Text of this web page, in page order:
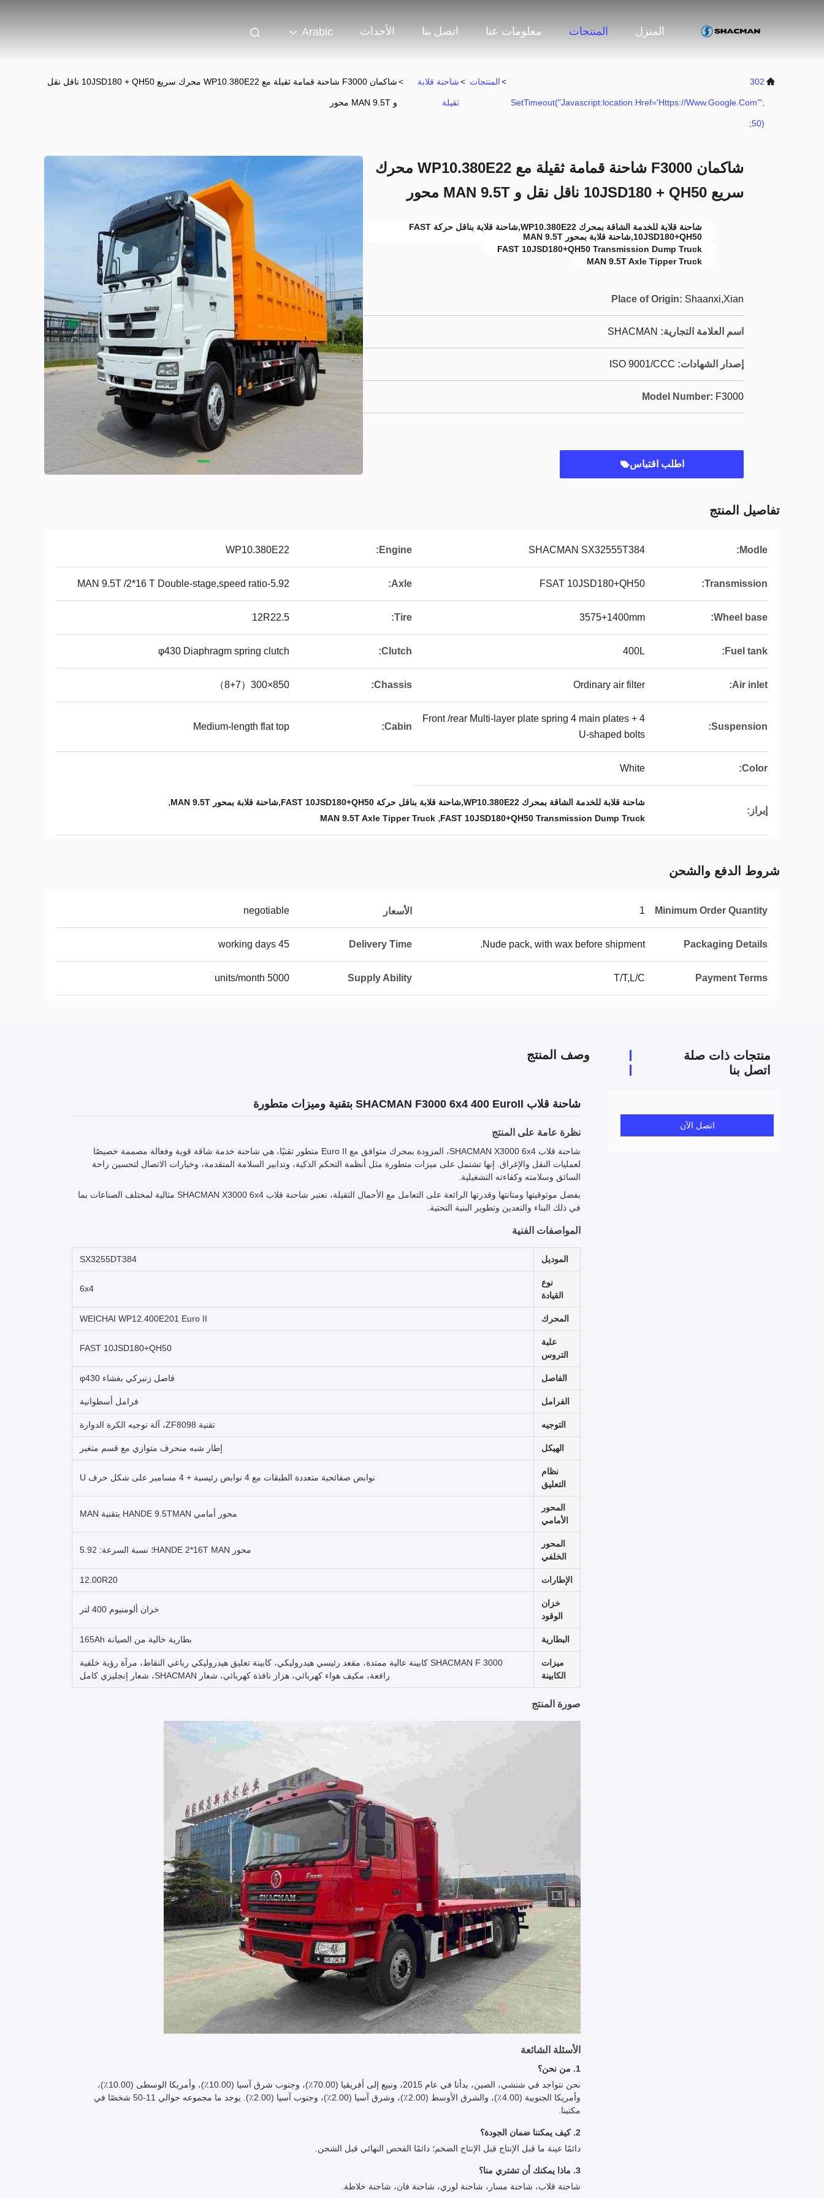
المنزل المنتجات معلومات عنا اتصل بنا الأحداث Arabic
302
SetTimeout("javascript:location.href='https://www.google.com'",
50);
>المنتجات >شاحنة قلابة
ثقيلة
> شاكمان F3000 شاحنة قمامة ثقيلة مع WP10.380E22 محرك سريع 10JSD180 + QH50 ناقل نقل
و MAN 9.5T محور
شاكمان F3000 شاحنة قمامة ثقيلة مع WP10.380E22 محرك
سريع 10JSD180 + QH50 ناقل نقل و MAN 9.5T محور
شاحنة قلابة للخدمة الشاقة بمحرك WP10.380E22,شاحنة قلابة بناقل حركة FAST
10JSD180+QH50,شاحنة قلابة بمحور MAN 9.5T
FAST 10JSD180+QH50 Transmission Dump Truck
MAN 9.5T Axle Tipper Truck
Place of Origin: Shaanxi,Xian
اسم العلامة التجارية: SHACMAN
إصدار الشهادات: ISO 9001/CCC
Model Number: F3000
اطلب اقتباس
تفاصيل المنتج
Modle:
SHACMAN SX32555T384
Engine:
WP10.380E22
Transmission:
FSAT 10JSD180+QH50
Axle:
MAN 9.5T /2*16 T Double-stage,speed ratio-5.92
Wheel base:
3575+1400mm
Tire:
12R22.5
Fuel tank:
400L
Clutch:
φ430 Diaphragm spring clutch
Air inlet:
Ordinary air filter
Chassis:
850×300（8+7）
Suspension:
Front /rear Multi-layer plate spring 4 main plates + 4
U-shaped bolts
Cabin:
Medium-length flat top
Color:
White
إبراز:
شاحنة قلابة للخدمة الشاقة بمحرك WP10.380E22,شاحنة قلابة بناقل حركة FAST 10JSD180+QH50,شاحنة قلابة بمحور MAN 9.5T ,
FAST 10JSD180+QH50 Transmission Dump Truck
,
MAN 9.5T Axle Tipper Truck
شروط الدفع والشحن
Minimum Order Quantity
1 الأسعار negotiable
Packaging Details
Nude pack, with wax before shipment.
Delivery Time
45 working days
Payment Terms
T/T,L/C
Supply Ability
5000 units/month
منتجات ذات صلة
اتصل بنا
اتصل الآن
وصف المنتج
شاحنة قلاب SHACMAN F3000 6x4 400 EuroII بتقنية وميزات متطورة
نظرة عامة على المنتج
شاحنة قلاب SHACMAN X3000 6x4، المزودة بمحرك متوافق مع Euro II متطور تقنيًا، هي شاحنة خدمة شاقة قوية وفعالة مصممة خصيصًا
لعمليات النقل والإغراق. إنها تشتمل على ميزات متطورة مثل أنظمة التحكم الذكية، وتدابير السلامة المتقدمة، وخيارات الاتصال لتحسين راحة
السائق وسلامته وكفاءته التشغيلية.
بفضل موثوقيتها ومتانتها وقدرتها الرائعة على التعامل مع الأحمال الثقيلة، تعتبر شاحنة قلاب SHACMAN X3000 6x4 مثالية لمختلف الصناعات بما
في ذلك البناء والتعدين وتطوير البنية التحتية.
المواصفات الفنية
الموديل SX3255DT384
نوع
القيادة
6x4
المحرك WEICHAI WP12.400E201 Euro II
علبة
التروس
FAST 10JSD180+QH50
الفاصل فاصل زنبركي بغشاء φ430
الفرامل فرامل أسطوانية
التوجيه تقنية ZF8098، آلة توجيه الكرة الدوارة
الهيكل إطار شبه منحرف متوازي مع قسم متغير
نظام
التعليق
نوابض صفائحية متعددة الطبقات مع 4 نوابض رئيسية + 4 مسامير على شكل حرف U
المحور
الأمامي
محور أمامي HANDE 9.5TMAN بتقنية MAN
المحور
الخلفي
محور HANDE 2*16T MAN؛ نسبة السرعة: 5.92
الإطارات 12.00R20
خزان
الوقود
خزان ألومنيوم 400 لتر
البطارية بطارية خالية من الصيانة 165Ah
ميزات
الكابينة
SHACMAN F 3000 كابينة عالية ممتدة، مقعد رئيسي هيدروليكي، كابينة تعليق هيدروليكي رباعي النقاط، مرآة رؤية خلفية
رافعة، مكيف هواء كهربائي، هزاز نافذة كهربائي، شعار SHACMAN، شعار إنجليزي كامل
صورة المنتج
الأسئلة الشائعة
1. من نحن؟
نحن نتواجد في شنشي، الصين، بدأنا في عام 2015، ونبيع إلى أفريقيا (70.00٪)، وجنوب شرق آسيا (10.00٪)، وأمريكا الوسطى (10.00٪)،
وأمريكا الجنوبية (4.00٪)، والشرق الأوسط (2.00٪)، وشرق آسيا (2.00٪)، وجنوب آسيا (2.00٪). يوجد ما مجموعه حوالي 11-50 شخصًا في
مكتبنا.
2. كيف يمكننا ضمان الجودة؟
دائمًا عينة ما قبل الإنتاج قبل الإنتاج الضخم؛ دائمًا الفحص النهائي قبل الشحن.
3. ماذا يمكنك أن تشتري منا؟
شاحنة قلاب، شاحنة مسار، شاحنة لوري، شاحنة فان، شاحنة خلاطة.